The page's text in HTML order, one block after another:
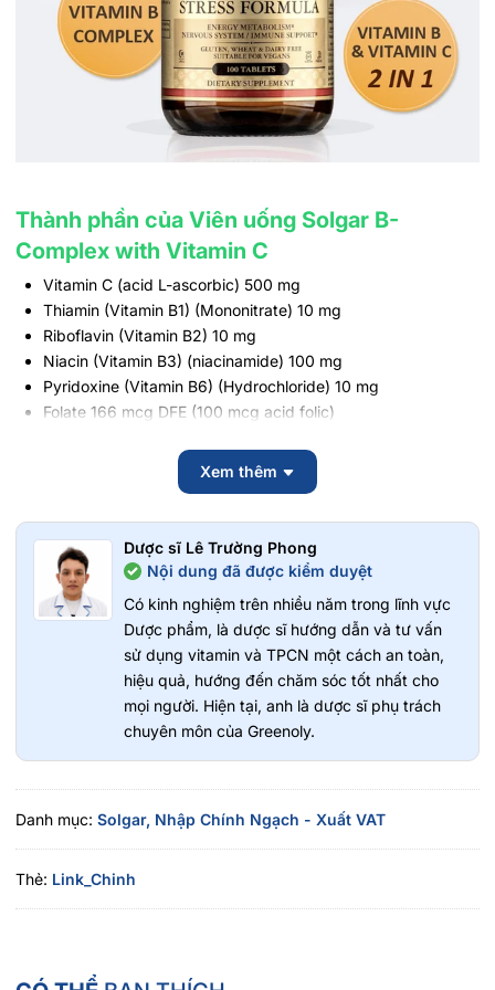
Thành phần của Viên uống Solgar B-
Complex with Vitamin C
Vitamin C (acid L-ascorbic) 500 mg
Thiamin (Vitamin B1) (Mononitrate) 10 mg
Riboflavin (Vitamin B2) 10 mg
Niacin (Vitamin B3) (niacinamide) 100 mg
Pyridoxine (Vitamin B6) (Hydrochloride) 10 mg
Folate 166 mcg DFE (100 mcg acid folic)
Biotin (D-Biotin) 25 mcg
Acid Pantothenic (Vitamin B5) (D-Calcium Pantothenate)
Choline (bitartrate) 41 mg
Inositol 100 mg
Hỗn hợp bột thảo dược (Tảo bẹ [cây], hỗn hợp chiết xuất
Sơ ri [quả], linh lăng [lá và thân], mùi tây [lá], tầm xuân
[quả], cải xoong [thảo mộc]) 13 mg.
Phụ liệu: Cellulose vi tinh thể, Cellulose thực vật, Silica,
Stearic Acid thực vật, Titanium Dioxide (màu), Magnesium
Stearate thực vật, Glycerin thực vật.
Công dụng của Viên uống Solgar B-
Complex with Vitamin C
Hỗ trợ tăng cường hoạt động của não
Xem thêm
Dược sĩ Lê Trường Phong
Nội dung đã được kiểm duyệt
Có kinh nghiệm trên nhiều năm trong lĩnh vực
Dược phẩm, là dược sĩ hướng dẫn và tư vấn
sử dụng vitamin và TPCN một cách an toàn,
hiệu quả, hướng đến chăm sóc tốt nhất cho
mọi người. Hiện tại, anh là dược sĩ phụ trách
chuyên môn của Greenoly.
Danh mục: Solgar, Nhập Chính Ngạch - Xuất VAT
Thẻ: Link_Chinh